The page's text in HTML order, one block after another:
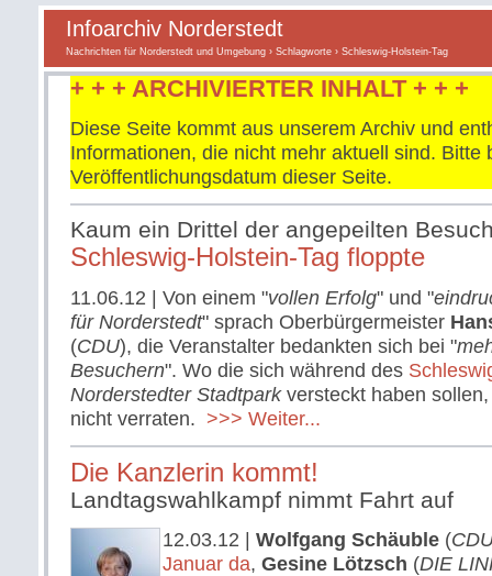
Infoarchiv Norderstedt
Nachrichten für Norderstedt und Umgebung › Schlagworte › Schleswig-Holstein-Tag
+ + + ARCHIVIERTER INHALT + + +
Diese Seite kommt aus unserem Archiv und
Informationen, die nicht mehr aktuell sind. Bitte
Veröffentlichungsdatum dieser Seite.
Kaum ein Drittel der angepeilten
Schleswig-Holstein-Tag floppte
11.06.12 | Von einem "vollen Erfolg" und "
für Norderstedt" sprach Oberbürgermeister
(CDU), die Veranstalter bedankten sich bei "
Besuchern". Wo die sich während des
Norderstedter Stadtparkversteckt haben
nicht verraten. >>> Weiter...
Die Kanzlerin kommt!
Landtagswahlkampf nimmt Fahrt auf
12.03.12 Wolfgang Schäuble (
Januar da, Gesine Lötzsch (DIE